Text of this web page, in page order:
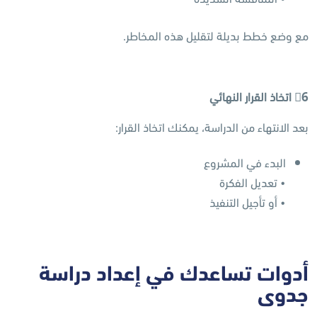
مع وضع خطط بديلة لتقليل هذه المخاطر.
6 اتخاذ القرار النهائي
بعد الانتهاء من الدراسة، يمكنك اتخاذ القرار:
البدء في المشروع
• تعديل الفكرة
• أو تأجيل التنفيذ
أدوات تساعدك في إعداد دراسة
جدوى